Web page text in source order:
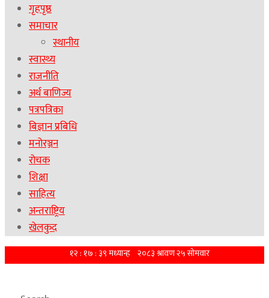
गृहपृष्ठ
समाचार
स्थानीय
स्वास्थ्य
राजनीति
अर्थ बाणिज्य
पत्रपत्रिका
बिज्ञान प्रबिधि
मनोरञ्जन
रोचक
शिक्षा
साहित्य
अन्तराष्ट्रिय
खेलकुद